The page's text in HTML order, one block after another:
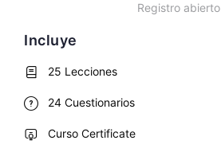
Registro abierto
Incluye
25 Lecciones
24 Cuestionarios
Curso Certificate